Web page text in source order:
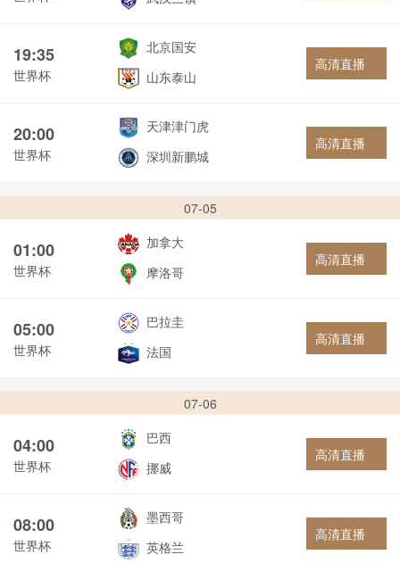
19:35
世界杯
北京国安
山东泰山
高清直播
20:00
世界杯
天津津门虎
深圳新鹏城
高清直播
07-05
01:00
世界杯
加拿大
摩洛哥
高清直播
05:00
世界杯
巴拉圭
法国
高清直播
07-06
04:00
世界杯
巴西
挪威
高清直播
08:00
世界杯
墨西哥
英格兰
高清直播